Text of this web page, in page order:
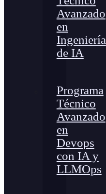
Avanzado
en
Ingeniería
de IA
Programa
Técnico
Avanzado
en
Devops
con IA y
LLMOps